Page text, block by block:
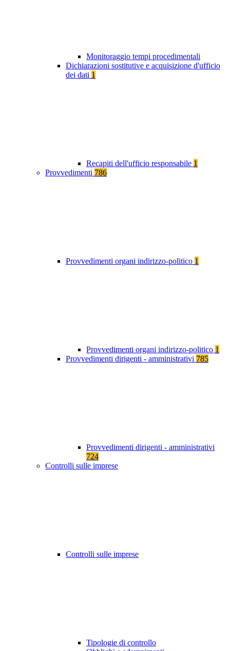
Monitoraggio tempi procedimentali
Dichiarazioni sostitutive e acquisizione d'ufficio
dei dati 1
Recapiti dell'ufficio responsabile 1
Provvedimenti 786
Provvedimenti organi indirizzo-politico 1
Provvedimenti organi indirizzo-politico 1
Provvedimenti dirigenti - amministrativi 785
Provvedimenti dirigenti - amministrativi
724
Controlli sulle imprese
Controlli sulle imprese
Tipologie di controllo